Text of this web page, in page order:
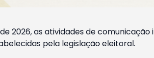
2026, as atividades de
pela legislação eleitoral.